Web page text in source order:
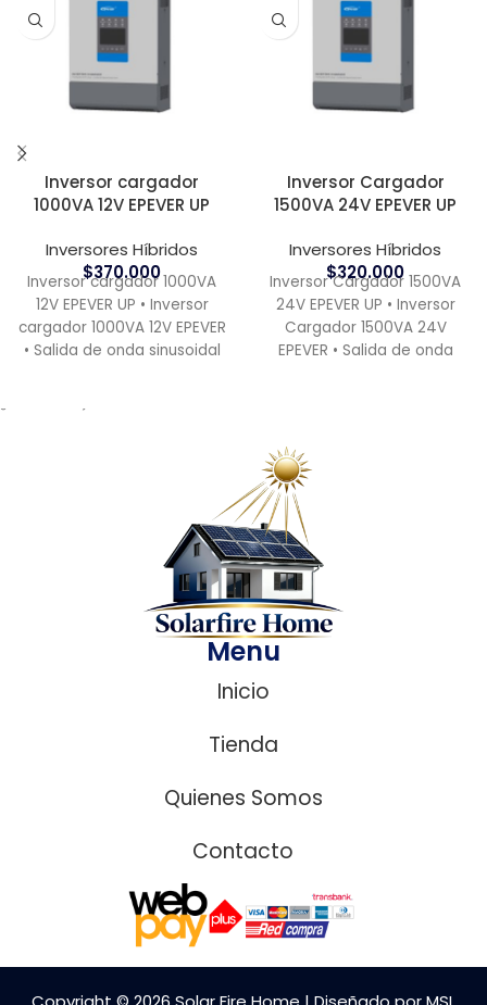
Inversor cargador
1000VA 12V EPEVER UP
Inversores Híbridos
$370.000
Inversor cargador 1000VA
12V EPEVER UP • Inversor
cargador 1000VA 12V EPEVER
• Salida de onda sinusoidal
Inversor Cargador
1500VA 24V EPEVER UP
Inversores Híbridos
$320.000
Inversor Cargador 1500VA
24V EPEVER UP • Inversor
Cargador 1500VA 24V
EPEVER • Salida de onda
Menu
Inicio
Tienda
Quienes Somos
Contacto